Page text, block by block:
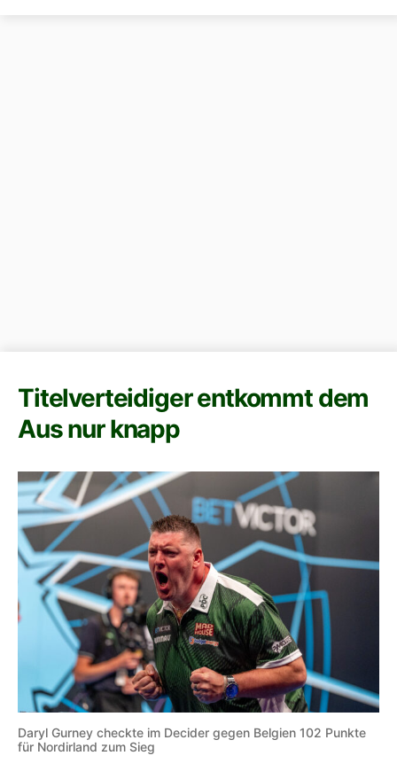
Titelverteidiger entkommt dem
Aus nur knapp
Daryl Gurney checkte im Decider gegen Belgien 102 Punkte
für Nordirland zum Sieg